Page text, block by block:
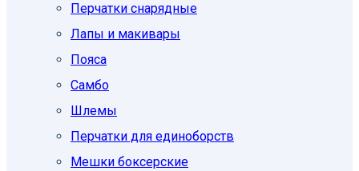
Перчатки снарядные
Лапы и макивары
Пояса
Самбо
Шлемы
Перчатки для единоборств
Мешки боксерские